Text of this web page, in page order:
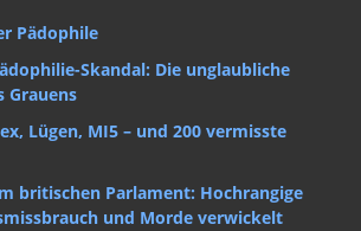
Pädophile
Skandal: Die unglaubliche
Grauens
Lügen, MI5 – und 200 vermisste
britischen Parlament: Hochrangige
und Morde verwickelt